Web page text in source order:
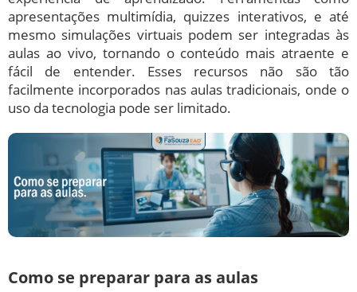
apresentações multimídia, quizzes interativos, e até
mesmo simulações virtuais podem ser integradas às
aulas ao vivo, tornando o conteúdo mais atraente e
fácil de entender. Esses recursos não são tão
facilmente incorporados nas aulas tradicionais, onde o
uso da tecnologia pode ser limitado.
Como se preparar para as aulas